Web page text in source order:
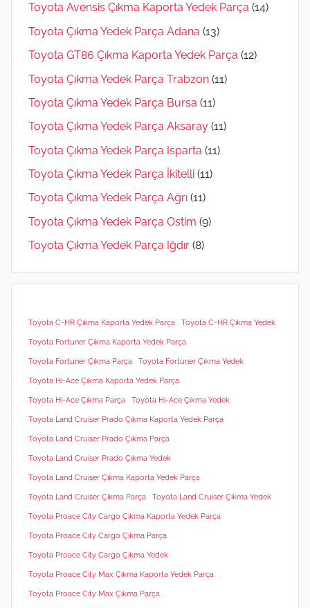
Toyota Avensis Çıkma Kaporta Yedek Parça (14)
Toyota Çıkma Yedek Parça Adana (13)
Toyota GT86 Çıkma Kaporta Yedek Parça (12)
Toyota Çıkma Yedek Parça Trabzon (11)
Toyota Çıkma Yedek Parça Bursa (11)
Toyota Çıkma Yedek Parça Aksaray (11)
Toyota Çıkma Yedek Parça Isparta (11)
Toyota Çıkma Yedek Parça İkitelli (11)
Toyota Çıkma Yedek Parça Ağrı (11)
Toyota Çıkma Yedek Parça Ostim (9)
Toyota Çıkma Yedek Parça Iğdır (8)
Toyota C-HR Çıkma Kaporta Yedek Parça Toyota C-HR Çıkma Yedek
Toyota Fortuner Çıkma Kaporta Yedek Parça
Toyota Fortuner Çıkma Parça Toyota Fortuner Çıkma Yedek
Toyota Hi-Ace Çıkma Kaporta Yedek Parça
Toyota Hi-Ace Çıkma Parça Toyota Hi-Ace Çıkma Yedek
Toyota Land Cruiser Prado Çıkma Kaporta Yedek Parça
Toyota Land Cruiser Prado Çıkma Parça
Toyota Land Cruiser Prado Çıkma Yedek
Toyota Land Cruiser Çıkma Kaporta Yedek Parça
Toyota Land Cruiser Çıkma Parça Toyota Land Cruiser Çıkma Yedek
Toyota Proace City Cargo Çıkma Kaporta Yedek Parça
Toyota Proace City Cargo Çıkma Parça
Toyota Proace City Cargo Çıkma Yedek
Toyota Proace City Max Çıkma Kaporta Yedek Parça
Toyota Proace City Max Çıkma Parça